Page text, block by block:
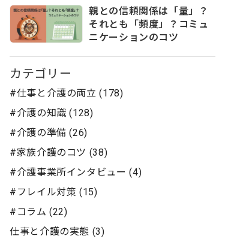
親との信頼関係は「量」？
それとも「頻度」？コミュ
ニケーションのコツ
カテゴリー
#仕事と介護の両立 (178)
#介護の知識 (128)
#介護の準備 (26)
#家族介護のコツ (38)
#介護事業所インタビュー (4)
#フレイル対策 (15)
#コラム (22)
仕事と介護の実態 (3)